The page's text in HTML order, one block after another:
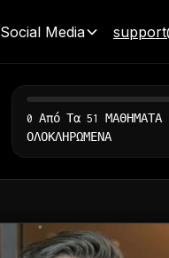
Social Media
0 Από Τα 51 ΜΑΘΗΜΑΤΑ
ΟΛΟΚΛΗΡΩΜΕΝΑ